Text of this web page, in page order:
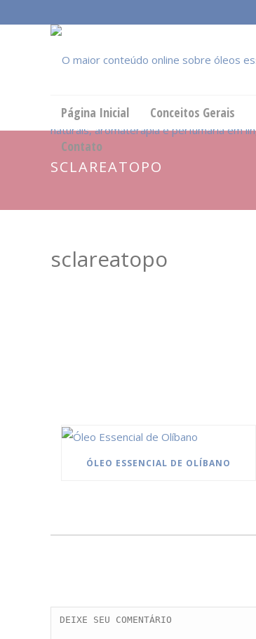
Página Inicial Conceitos Gerais
Contato
SCLAREATOPO
sclareatopo
ÓLEO ESSENCIAL DE OLÍBANO